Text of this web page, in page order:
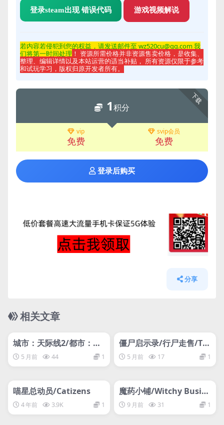
登录steam出现 错误代码 游戏视频解说
若内容若侵犯到您的权益，请发送邮件至 wz520cu@qq.com 我
们将第一时间处理 ！ 资源所需价格并非资源售卖价格，是收集、
整理、编辑详情以及本站运营的适当补贴， 所有资源仅限于参考
和试玩学习，版权归原开发者所有。
下载
1积分
vip
免费
svip会员
免费
登录后购买
分享
相关文章
网盘下载游戏
城市：天际线2/都市：天
际线2/Cities: Skylines II
5 月前 44 1
网盘下载游戏
僵尸启示录/行尸走售/Th
e Walking Trade
5 月前 17 1
网盘下载游戏
喵星总动员/Catizens
4 年前 3.9K 1
网盘下载游戏
魔药小铺/Witchy Busin
ess9 月前 31 1